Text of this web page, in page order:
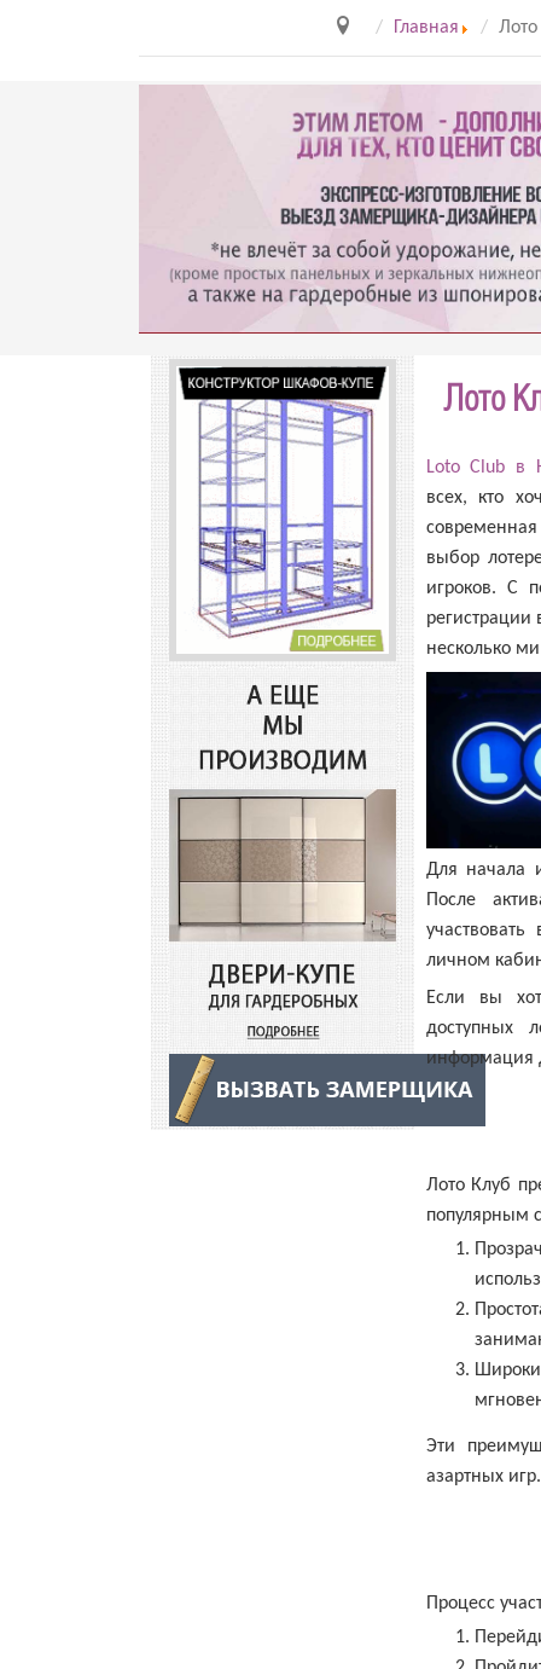
Главная Лото
Лото
Loto Club в
всех, кто
современная
выбор
игроков. С
несколько
Для начала
После
личном
Если вы
доступных
информация
Лото Клуб
популярным
Эти
азартных игр.
Процесс